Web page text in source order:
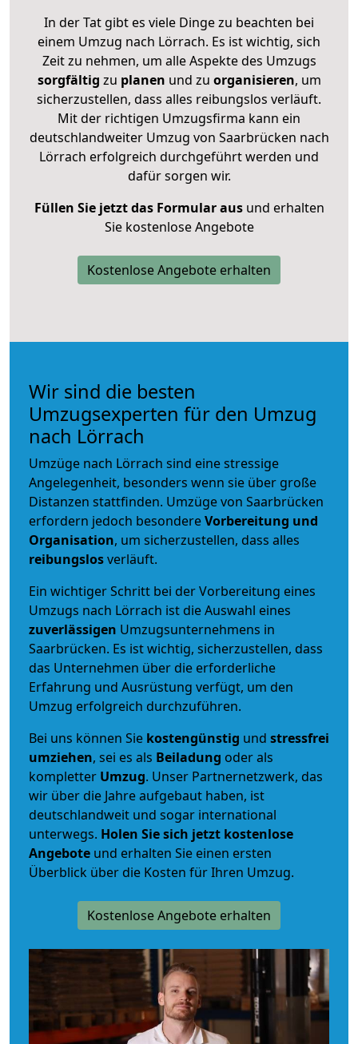
In der Tat gibt es viele Dinge zu beachten bei
einem Umzug nach Lörrach. Es ist wichtig, sich
Zeit zu nehmen, um alle Aspekte des Umzugs
sorgfältig zu planen und zu organisieren, um
sicherzustellen, dass alles reibungslos verläuft.
Mit der richtigen Umzugsfirma kann ein
deutschlandweiter Umzug von Saarbrücken nach
Lörrach erfolgreich durchgeführt werden und
dafür sorgen wir.
Füllen Sie jetzt das Formular ausund erhalten
Sie kostenlose Angebote
Kostenlose Angebote erhalten
Wir sind die besten
Umzugsexperten für den Umzug
nach Lörrach
Umzüge nach Lörrach sind eine stressige
Angelegenheit, besonders wenn sie über große
Distanzen stattfinden. Umzüge von Saarbrücken
erfordern jedoch besondereVorbereitung und
Organisation, um sicherzustellen, dass alles
reibungslosverläuft.
Ein wichtiger Schritt bei der Vorbereitung eines
Umzugs nach Lörrach ist die Auswahl eines
zuverlässigen Umzugsunternehmens in
Saarbrücken. Es ist wichtig, sicherzustellen, dass
das Unternehmen über die erforderliche
Erfahrung und Ausrüstung verfügt, um den
Umzug erfolgreich durchzuführen.
Bei uns können Sie kostengünstig und stressfrei
umziehen, sei es als Beiladung oder als
kompletter Umzug. Unser Partnernetzwerk, das
wir über die Jahre aufgebaut haben, ist
deutschlandweit und sogar international
unterwegs. Holen Sie sich jetzt kostenlose
Angebote und erhalten Sie einen ersten
Überblick über die Kosten für Ihren Umzug.
Kostenlose Angebote erhalten